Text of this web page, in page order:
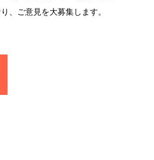
、ご意見を大募集します。